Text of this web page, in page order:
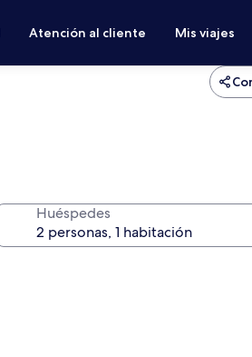
Atención al cliente Mis viajes
Huéspedes